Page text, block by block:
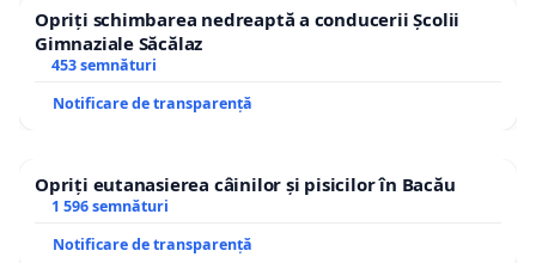
Opriți schimbarea nedreaptă a conducerii Școlii
Gimnaziale Săcălaz
453 semnături
Notificare de transparență
Opriți eutanasierea câinilor și pisicilor în Bacău
1 596 semnături
Notificare de transparență